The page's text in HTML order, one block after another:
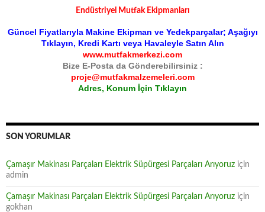
Endüstriyel Mutfak Ekipmanları
Güncel Fiyatlarıyla Makine Ekipman ve Yedekparçalar; Aşağıyı
Tıklayın, Kredi Kartı veya Havaleyle Satın Alın
www.mutfakmerkezi.com
Bize E-Posta da Gönderebilirsiniz :
proje@mutfakmalzemeleri.com
Adres, Konum İçin Tıklayın
SON YORUMLAR
Çamaşır Makinası Parçaları Elektrik Süpürgesi Parçaları Arıyoruz için
admin
Çamaşır Makinası Parçaları Elektrik Süpürgesi Parçaları Arıyoruz için
gokhan